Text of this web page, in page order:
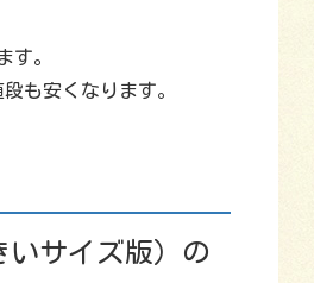
す。
も安くなります。
いサイズ版）の